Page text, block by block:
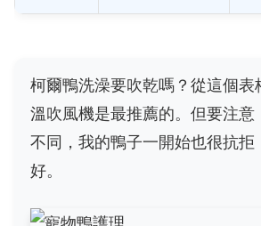
柯爾鴨洗澡要吹乾嗎？從這個表
溫吹風機是最推薦的。但要注意
不同，我的鴨子一開始也很抗拒
好。